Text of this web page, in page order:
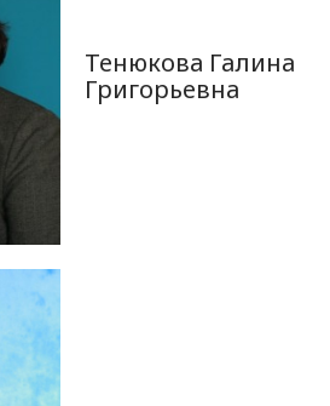
Тенюкова Галина
Григорьевна